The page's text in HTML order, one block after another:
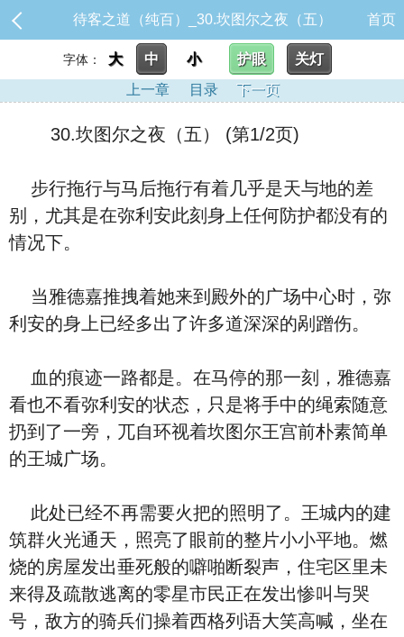
待客之道（纯百）_30.坎图尔之夜（五） 首页
字体： 大 中 小 护眼
关灯
上一章
目录 下一页
30.坎图尔之夜（五） (第1/2页)
步行拖行与马后拖行有着几乎是天与地的差
别，尤其是在弥利安此刻身上任何防护都没有的
情况下。
当雅德嘉推拽着她来到殿外的广场中心时，弥
利安的身上已经多出了许多道深深的剐蹭伤。
血的痕迹一路都是。在马停的那一刻，雅德嘉
看也不看弥利安的状态，只是将手中的绳索随意
扔到了一旁，兀自环视着坎图尔王宫前朴素简单
的王城广场。
此处已经不再需要火把的照明了。王城内的建
筑群火光通天，照亮了眼前的整片小小平地。燃
烧的房屋发出垂死般的噼啪断裂声，住宅区里未
来得及疏散逃离的零星市民正在发出惨叫与哭
号，敌方的骑兵们操着西格列语大笑高喊，坐在